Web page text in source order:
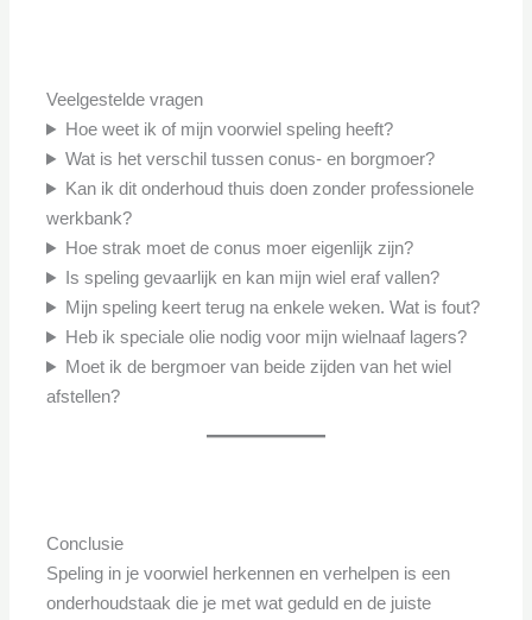
Veelgestelde vragen
Hoe weet ik of mijn voorwiel speling heeft?
Wat is het verschil tussen conus- en borgmoer?
Kan ik dit onderhoud thuis doen zonder professionele
werkbank?
Hoe strak moet de conus moer eigenlijk zijn?
Is speling gevaarlijk en kan mijn wiel eraf vallen?
Mijn speling keert terug na enkele weken. Wat is fout?
Heb ik speciale olie nodig voor mijn wielnaaf lagers?
Moet ik de bergmoer van beide zijden van het wiel
afstellen?
Conclusie
Speling in je voorwiel herkennen en verhelpen is een
onderhoudstaak die je met wat geduld en de juiste